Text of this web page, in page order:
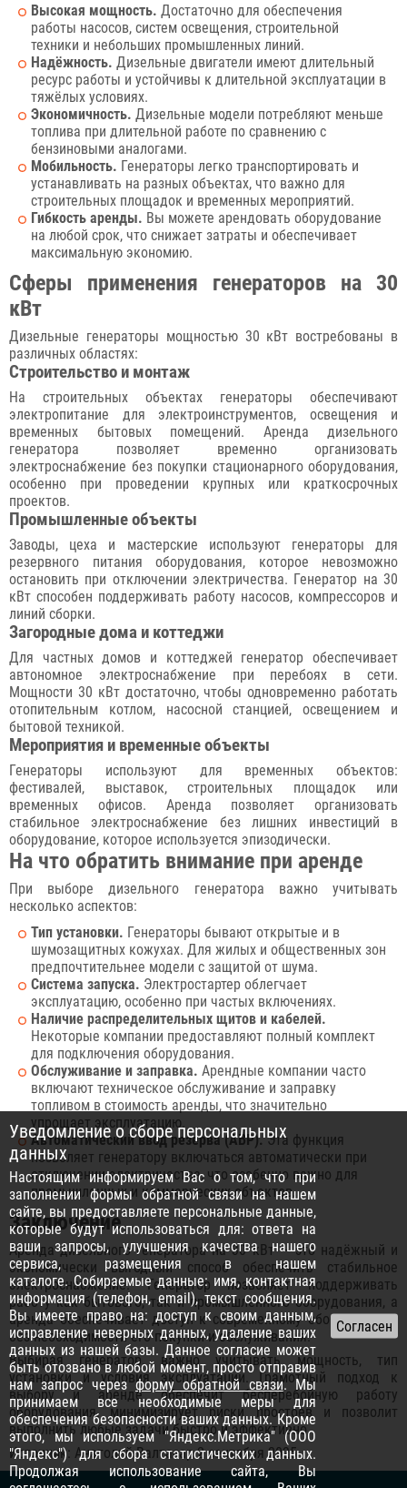
Высокая мощность. Достаточно для обеспечения
работы насосов, систем освещения, строительной
техники и небольших промышленных линий.
Надёжность. Дизельные двигатели имеют длительный
ресурс работы и устойчивы к длительной эксплуатации в
тяжёлых условиях.
Экономичность. Дизельные модели потребляют меньше
топлива при длительной работе по сравнению с
бензиновыми аналогами.
Мобильность. Генераторы легко транспортировать и
устанавливать на разных объектах, что важно для
строительных площадок и временных мероприятий.
Гибкость аренды. Вы можете арендовать оборудование
на любой срок, что снижает затраты и обеспечивает
максимальную экономию.
Сферы применения генераторов на 30
кВт
Дизельные генераторы мощностью 30 кВт востребованы в
различных областях:
Строительство и монтаж
На строительных объектах генераторы обеспечивают
электропитание для электроинструментов, освещения и
временных бытовых помещений. Аренда дизельного
генератора позволяет временно организовать
электроснабжение без покупки стационарного оборудования,
особенно при проведении крупных или краткосрочных
проектов.
Промышленные объекты
Заводы, цеха и мастерские используют генераторы для
резервного питания оборудования, которое невозможно
остановить при отключении электричества. Генератор на 30
кВт способен поддерживать работу насосов, компрессоров и
линий сборки.
Загородные дома и коттеджи
Для частных домов и коттеджей генератор обеспечивает
автономное электроснабжение при перебоях в сети.
Мощности 30 кВт достаточно, чтобы одновременно работать
отопительным котлом, насосной станцией, освещением и
бытовой техникой.
Мероприятия и временные объекты
Генераторы используют для временных объектов:
фестивалей, выставок, строительных площадок или
временных офисов. Аренда позволяет организовать
стабильное электроснабжение без лишних инвестиций в
оборудование, которое используется эпизодически.
На что обратить внимание при аренде
При выборе дизельного генератора важно учитывать
несколько аспектов:
Тип установки. Генераторы бывают открытые и в
шумозащитных кожухах. Для жилых и общественных зон
предпочтительнее модели с защитой от шума.
Система запуска. Электростартер облегчает
эксплуатацию, особенно при частых включениях.
Наличие распределительных щитов и кабелей.
Некоторые компании предоставляют полный комплект
для подключения оборудования.
Обслуживание и заправка. Арендные компании часто
включают техническое обслуживание и заправку
топливом в стоимость аренды, что значительно
упрощает эксплуатацию.
Автоматический ввод резерва (АВР).Эта функция
позволяет генератору включаться автоматически при
отключении электричества, что особенно важно для
промышленных и коммерческих объектов.
Заключение
Аренда дизельного генератора на 30 кВт — это надёжный и
экономически выгодный способ обеспечить стабильное
электроснабжение. Генератор позволяет поддерживать
работу как бытового, так и промышленного оборудования, а
аренда обеспечивает доступ к современному оборудованию
без необходимости его покупки и обслуживания.
Выбирая генератор, важно учитывать мощность, тип
установки и условия эксплуатации. Грамотный подход к
выбору и аренде обеспечит бесперебойную работу
оборудования, минимизирует риски простоев и позволит
выполнить любые задачи быстро и эффективно.
Источник: Анатолий Валтасар 2 сентября 2025
Уведомление о сборе персональных
данных
Настоящим информируем Вас о том, что при
заполнении формы обратной связи на нашем
сайте, вы предоставляете персональные данные,
которые будут использоваться для: ответа на
ваши запросы, улучшения качества нашего
сервиса, размещения в нашем
каталоге. Собираемые данные: имя, контактная
информация (телефон, email), текст сообщения.
Вы имеете право на: доступ к своим данным,
исправление неверных данных, удаление ваших
данных из нашей базы. Данное согласие может
быть отозвано в любой момент, просто отправив
нам запрос черезформу обратной связи. Мы
принимаем все необходимые меры для
обеспечения безопасности ваших данных. Кроме
этого, мы используем "Яндекс.Метрика" (ООО
"Яндекс") для сбора статистических данных.
Продолжая использование сайта, Вы